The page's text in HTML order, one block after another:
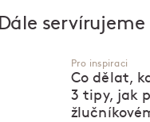
Dále servírujeme
Pro inspiraci
Co dělat,
3 tipy, jak